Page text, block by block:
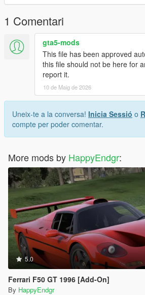
1 Comentari
gta5-mods
This file has been approved
this file should not be here for
report it.
10 de Maig de 2026
Uneix-te a la conversa! Inicia Sessió o
compte per poder comentar.
More mods by HappyEndgr:
5.0
Ferrari F50 GT 1996 [Add-On]
By HappyEndgr